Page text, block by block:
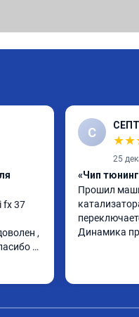
fx 37
,
С
★★
25
«Чип
Прошил
Динамика